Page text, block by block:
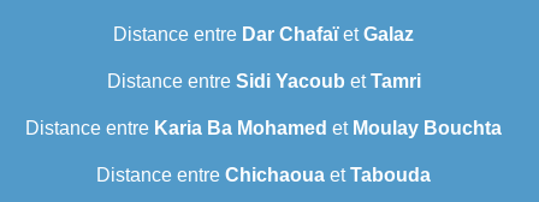
Distance entre Dar ChafaïetGalaz
Distance entre Sidi Yacoub etTamri
Distance entre Karia Ba Mohamed et Moulay Bouchta
Distance entre Chichaoua etTabouda